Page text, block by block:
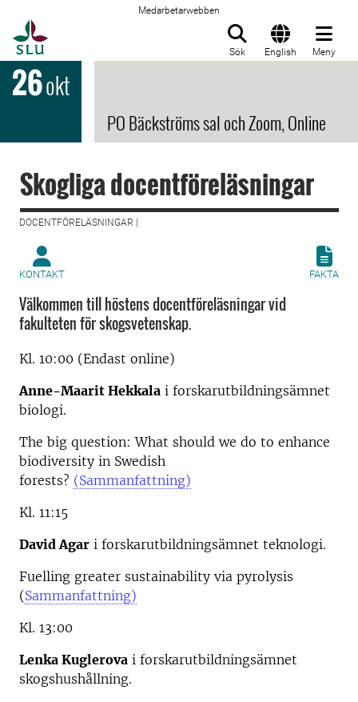
Medarbetarwebben
Sök English Meny
26okt
PO Bäckströms sal och Zoom, Online
Skogliga docentföreläsningar
DOCENTFÖRELÄSNINGAR |
KONTAKT FAKTA
Välkommen till höstens docentföreläsningar vid
fakulteten för skogsvetenskap.
Kl. 10:00 (Endast online)
Anne-Maarit Hekkala i forskarutbildningsämnet
biologi.
The big question: What should we do to enhance
biodiversity in Swedish
forests? (Sammanfattning)
Kl. 11:15
David Agar i forskarutbildningsämnet teknologi.
Fuelling greater sustainability via pyrolysis
(Sammanfattning)
Kl. 13:00
Lenka Kuglerova i forskarutbildningsämnet
skogshushållning.